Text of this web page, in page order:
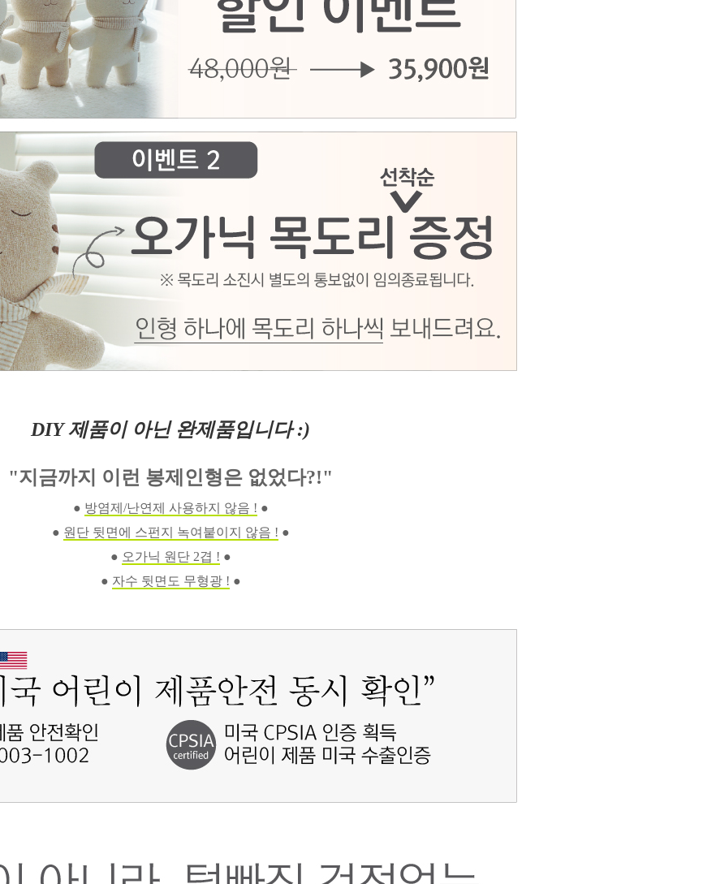
DIY 제품이 아닌 완제품입니다 :)
"지금까지 이런 봉제인형은 없었다?!"
● 방염제/난연제 사용하지 않음 ! ●
● 원단 뒷면에 스펀지 녹여붙이지 않음 ! ●
● 오가닉 원단 2겹 ! ●
● 자수 뒷면도 무형광 ! ●